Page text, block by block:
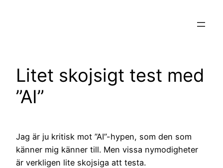
Litet skojsigt test med
”AI”
Jag är ju kritisk mot ”AI”-hypen, som den som
känner mig känner till. Men vissa nymodigheter
är verkligen lite skojsiga att testa.